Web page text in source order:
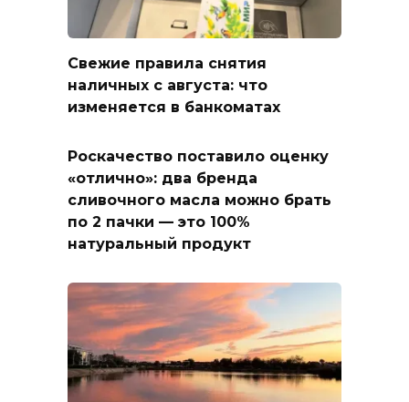
Свежие правила снятия
наличных с августа: что
изменяется в банкоматах
Роскачество поставило оценку
«отлично»: два бренда
сливочного масла можно брать
по 2 пачки — это 100%
натуральный продукт